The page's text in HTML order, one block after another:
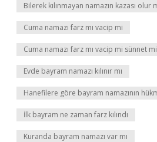
Bilerek kılınmayan namazın kazası olur
Cuma namazı farz mı vacip mi
Cuma namazı farz mı vacip mi sünnet mi
Evde bayram namazı kılınır mı
Hanefilere göre bayram namazının
İlk bayram ne zaman farz kılındı
Kuranda bayram namazı var mı